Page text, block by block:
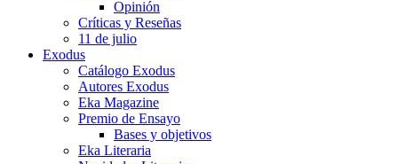
Opinión
Críticas y Reseñas
11 de julio
Exodus
Catálogo Exodus
Autores Exodus
Eka Magazine
Premio de Ensayo
Bases y objetivos
Eka Literaria